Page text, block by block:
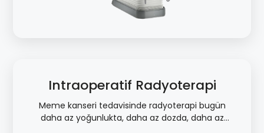
Intraoperatif Radyoterapi
Meme kanseri tedavisinde radyoterapi bugün
daha az yoğunlukta, daha az dozda, daha az